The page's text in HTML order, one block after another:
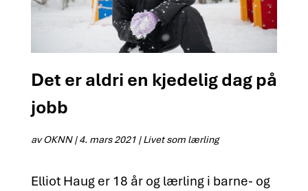
Det er aldri en kjedelig dag på
jobb
avOKNN|4. mars 2021|Livet som lærling
Elliot Haug er 18 år og lærling i barne- og